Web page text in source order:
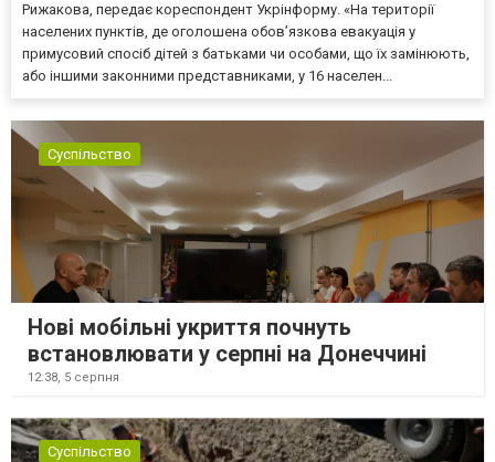
Рижакова, передає кореспондент Укрінформу. «На території
населених пунктів, де оголошена обов’язкова евакуація у
примусовий спосіб дітей з батьками чи особами, що їх замінюють,
або іншими законними представниками, у 16 населен...
Суспільство
Нові мобільні укриття почнуть
встановлювати у серпні на Донеччині
12:38, 5 серпня
Суспільство